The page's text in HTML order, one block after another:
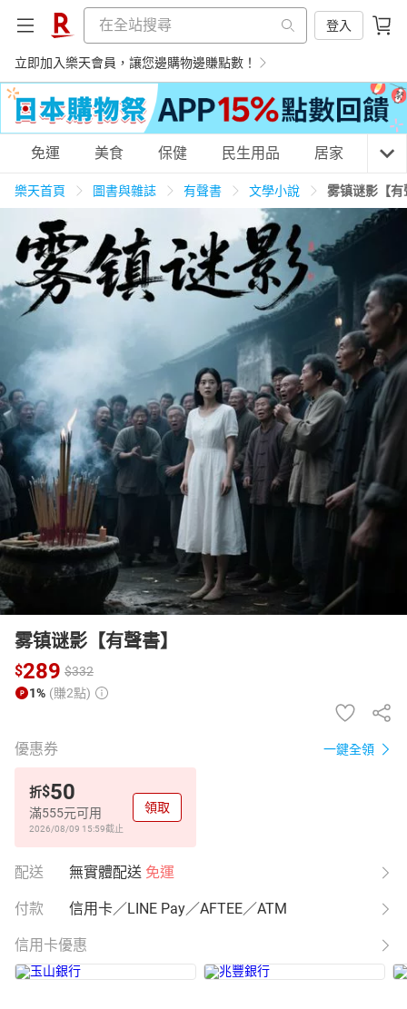
登入
立即加入樂天會員，讓您邊購物邊賺點數！
購物網分類
天天免運 美食蛋糕 養生保健 民生用品
運動休閒 親子玩具
男裝 化妝保養 情趣用品
日本購物 電子/紙本書
免運 美食 保健 民生用品 居家 3C
樂天首頁 圖書與雜誌 有聲書 文學小說 雾镇谜影【有
雾镇谜影【有聲書】
$289 $332
1% (賺2點)
優惠券 一鍵全領
折$50
滿555元可用
2026/08/09 15:59截止
領取
配送 無實體配送 免運
付款 信用卡／LINE Pay／AFTEE／ATM
信用卡優惠